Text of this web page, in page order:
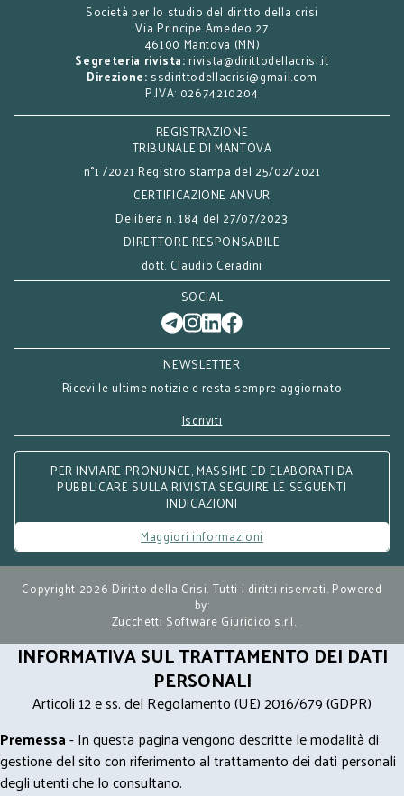
Società per lo studio del diritto della crisi
Via Principe Amedeo 27
46100 Mantova (MN)
Segreteria rivista: rivista@dirittodellacrisi.it
Direzione: ssdirittodellacrisi@gmail.com
P.IVA: 02674210204
REGISTRAZIONE
TRIBUNALE DI MANTOVA
n°1 /2021 Registro stampa del 25/02/2021
CERTIFICAZIONE ANVUR
Delibera n. 184 del 27/07/2023
DIRETTORE RESPONSABILE
dott. Claudio Ceradini
SOCIAL
NEWSLETTER
Ricevi le ultime notizie e resta sempre aggiornato
Iscriviti
PER INVIARE PRONUNCE, MASSIME ED ELABORATI DA
PUBBLICARE SULLA RIVISTA SEGUIRE LE SEGUENTI
INDICAZIONI
Maggiori informazioni
Copyright 2026 Diritto della Crisi. Tutti i diritti riservati. Powered
by:
Zucchetti Software Giuridico s.r.l.
INFORMATIVA SUL TRATTAMENTO DEI DATI
PERSONALI
Articoli 12 e ss. del Regolamento (UE) 2016/679 (GDPR)
Premessa- In questa pagina vengono descritte le modalità di
gestione del sito con riferimento al trattamento dei dati personali
degli utenti che lo consultano.